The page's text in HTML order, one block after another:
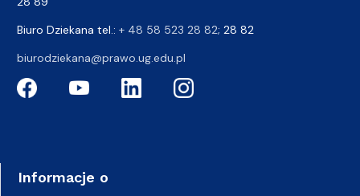
Biuro Dziekana tel.: + 48 58 523 28 82; 28 82
biurodziekana@prawo.ug.edu.pl
Informacje o